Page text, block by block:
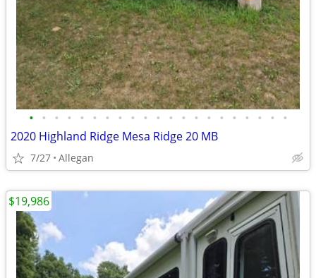
• • • • • • • • • • • • • • • • • • • • •
2020 Highland Ridge Mesa Ridge 20 MB
7/27 Allegan
$19,986